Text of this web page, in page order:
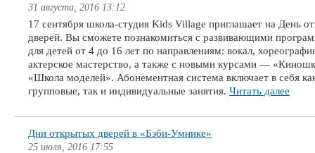
31 августа, 2016 13:12
17 сентября школа-студия Kids Village приглашает на День
дверей. Вы сможете познакомиться с развивающими
для детей от 4 до 16 лет по направлениям: вокал,
актерское мастерство, а также с новыми курсами —
«Школа моделей». Абонементная система включает в себя
групповые, так и индивидуальные занятия. Читать далее
Дни открытых дверей в «Бэби-Умнике»
25 июля, 2016 17:55